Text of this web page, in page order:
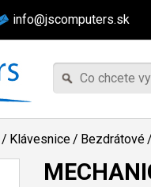
info@jscomputers.sk
/ Klávesnice/ Bezdrátové